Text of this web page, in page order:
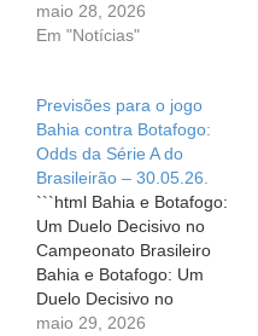
Série A do Brasileirão O
futebol, assim como a
Bahia, apaixonada e
esperançosa, vive
atualmente um desafio
difícil: são…
maio 28, 2026
Em "Notícias"
Previsões para o jogo
Bahia contra Botafogo:
Odds da Série A do
Brasileirão – 30.05.26.
```html Bahia e Botafogo:
Um Duelo Decisivo no
Campeonato Brasileiro
Bahia e Botafogo: Um
Duelo Decisivo no
Campeonato Brasileiro O
maio 29, 2026